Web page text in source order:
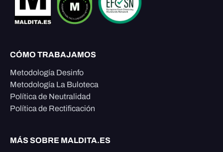
CÓMO TRABAJAMOS
Metodología Desinfo
Metodología La Buloteca
Política de Neutralidad
Política de Rectificación
MÁS SOBRE MALDITA.ES